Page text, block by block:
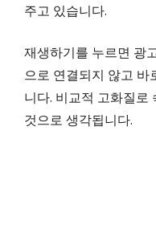
주고 있습니다.
재생하기를 누르면 광
으로 연결되지 않고 바
니다. 비교적 고화질로
것으로 생각됩니다.